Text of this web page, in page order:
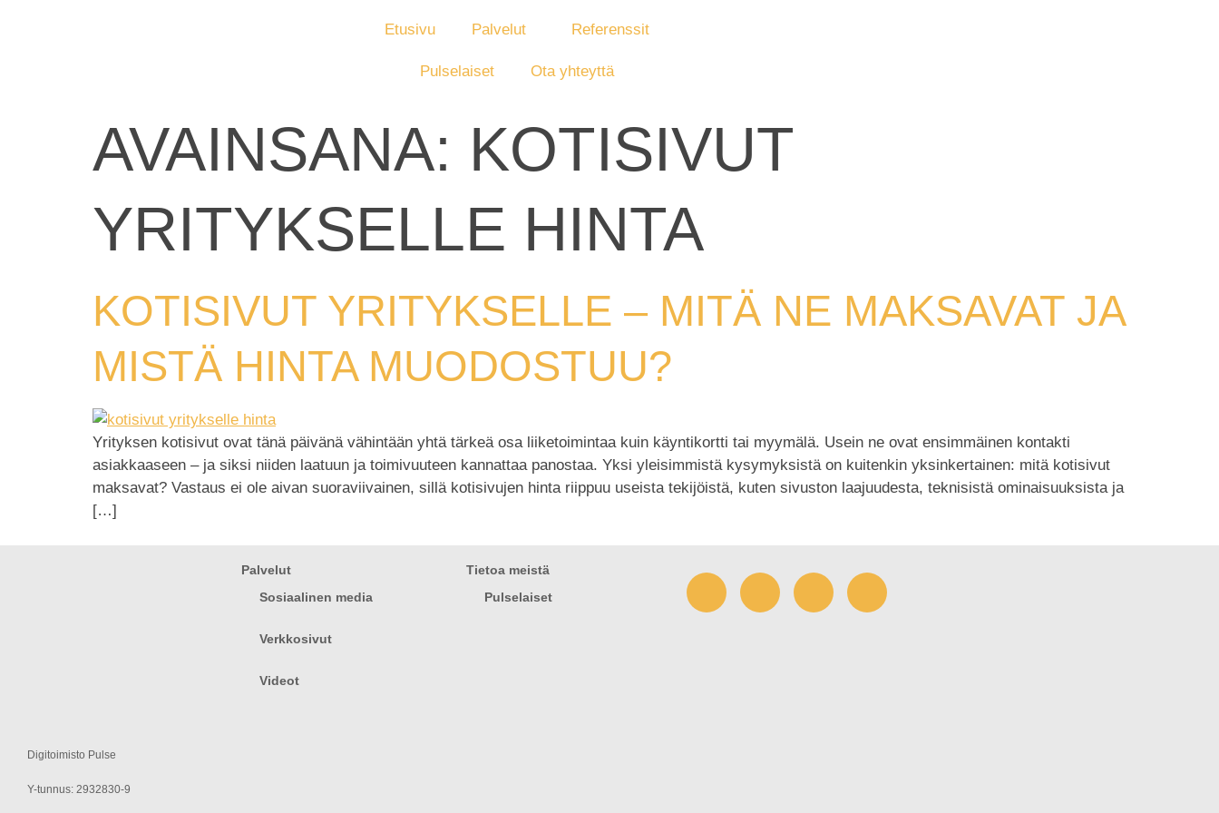
Etusivu Palvelut Referenssit
Pulselaiset Ota yhteyttä
AVAINSANA: KOTISIVUT
YRITYKSELLE HINTA
KOTISIVUT YRITYKSELLE – MITÄ NE MAKSAVAT JA
MISTÄ HINTA MUODOSTUU?
Yrityksen kotisivut ovat tänä päivänä vähintään yhtä tärkeä osa liiketoimintaa kuin käyntikortti tai myymälä. Usein ne ovat ensimmäinen kontakti
asiakkaaseen – ja siksi niiden laatuun ja toimivuuteen kannattaa panostaa. Yksi yleisimmistä kysymyksistä on kuitenkin yksinkertainen: mitä kotisivut
maksavat? Vastaus ei ole aivan suoraviivainen, sillä kotisivujen hinta riippuu useista tekijöistä, kuten sivuston laajuudesta, teknisistä ominaisuuksista ja
[…]
Digitoimisto Pulse
Y-tunnus: 2932830-9
Palvelut
Sosiaalinen media
Verkkosivut
Videot
Tietoa meistä
Pulselaiset